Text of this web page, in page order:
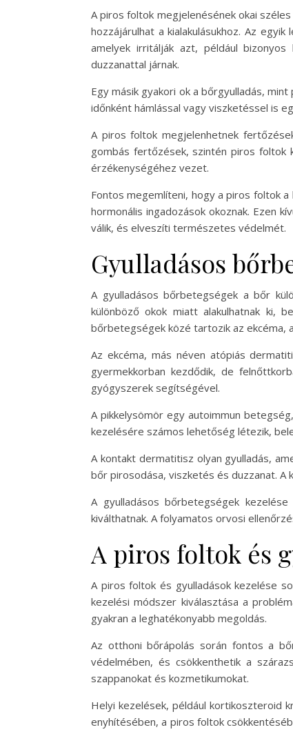
A piros foltok megjelenésének okai
hozzájárulhat a kialakulásukhoz. Az
amelyek irritálják azt, például bizonyos
duzzanattal járnak.
Egy másik gyakori ok a bőrgyulladás,
időnként hámlással vagy viszketéssel is
A piros foltok megjelenhetnek
gombás fertőzések, szintén piros foltok
érzékenységéhez vezet.
Fontos megemlíteni, hogy a piros foltok
hormonális ingadozások okoznak. Ezen
válik, és elveszíti természetes védelmét.
Gyulladásos
A gyulladásos bőrbetegségek a bőr
különböző okok miatt alakulhatnak ki,
bőrbetegségek közé tartozik az ekcéma,
Az ekcéma, más néven atópiás
gyermekkorban kezdődik, de
gyógyszerek segítségével.
A pikkelysömör egy autoimmun
kezelésére számos lehetőség létezik,
A kontakt dermatitisz olyan gyulladás,
bőr pirosodása, viszketés és duzzanat. A
A gyulladásos bőrbetegségek
kiválthatnak. A folyamatos orvosi
A piros foltok és
A piros foltok és gyulladások kezelése
kezelési módszer kiválasztása a
gyakran a leghatékonyabb megoldás.
Az otthoni bőrápolás során fontos a
védelmében, és csökkenthetik a
szappanokat és kozmetikumokat.
Helyi kezelések, például kortikoszteroid
enyhítésében, a piros foltok